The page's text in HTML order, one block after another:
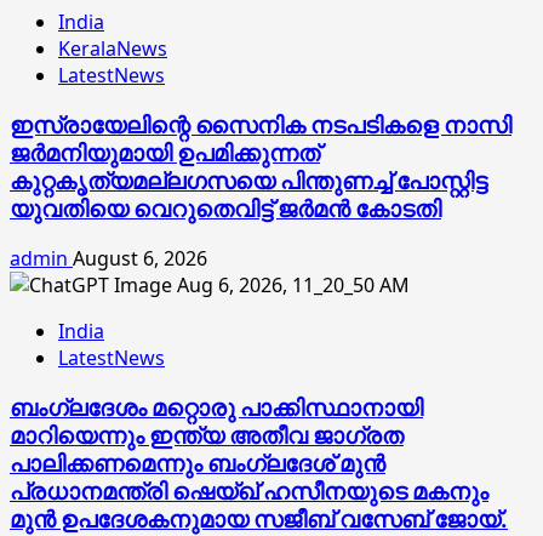
India
KeralaNews
LatestNews
ഇസ്രായേലിന്റെ സൈനിക നടപടികളെ നാസി
ജര്‍മനിയുമായി ഉപമിക്കുന്നത്
കുറ്റകൃത്യമല്ലഗസയെ പിന്തുണച്ച് പോസ്റ്റിട്ട
യുവതിയെ വെറുതെവിട്ട് ജര്‍മന്‍ കോടതി
admin August 6, 2026
India
LatestNews
ബംഗ്ലദേശം മറ്റൊരു പാക്കിസ്ഥാനായി
മാറിയെന്നും ഇന്ത്യ അതീവ ജാഗ്രത
പാലിക്കണമെന്നും ബംഗ്ലദേശ് മുൻ
പ്രധാനമന്ത്രി ഷെയ്ഖ് ഹസീനയുടെ മകനും
മുൻ ഉപദേശകനുമായ സജീബ് വസേബ് ജോയ്.